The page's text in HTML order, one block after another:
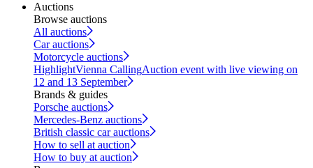
Auctions
Browse auctions
All auctions
Car auctions
Motorcycle auctions
HighlightVienna CallingAuction event with live viewing on
12 and 13 September
Brands & guides
Porsche auctions
Mercedes-Benz auctions
British classic car auctions
How to sell at auction
How to buy at auction